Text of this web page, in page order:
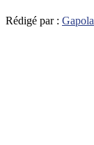
Rédigé par : Gapola